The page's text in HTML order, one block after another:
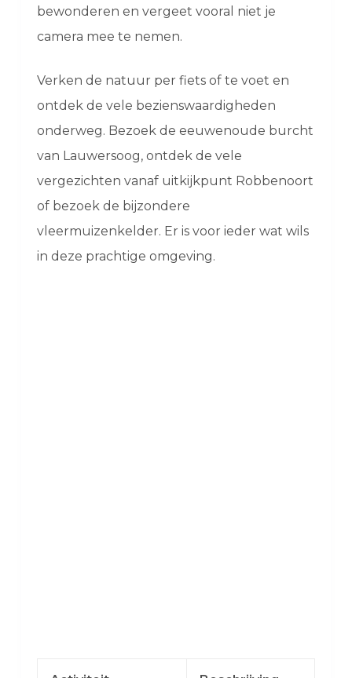
bewonderen en vergeet vooral niet je
camera mee te nemen.
Verken de natuur per fiets of te voet en
ontdek de vele bezienswaardigheden
onderweg. Bezoek de eeuwenoude burcht
van Lauwersoog, ontdek de vele
vergezichten vanaf uitkijkpunt Robbenoort
of bezoek de bijzondere
vleermuizenkelder. Er is voor ieder wat wils
in deze prachtige omgeving.